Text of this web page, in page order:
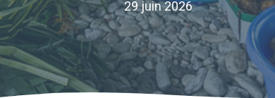
29 juin 2026